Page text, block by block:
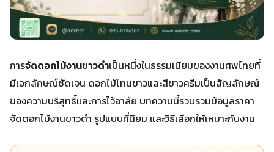
การจัดดอกไม้งานขาวดำเป็นหนึ่งในธรรมเนียมของงานศพไทยที่
มีเอกลักษณ์ชัดเจน ดอกไม้โทนขาวและสีขาวครีมเป็นสัญลักษณ์
ของความบริสุทธิ์และการไว้อาลัย บทความนี้รวบรวมข้อมูลราคา
จัดดอกไม้งานขาวดำ รูปแบบที่นิยม และวิธีเลือกให้เหมาะกับงาน